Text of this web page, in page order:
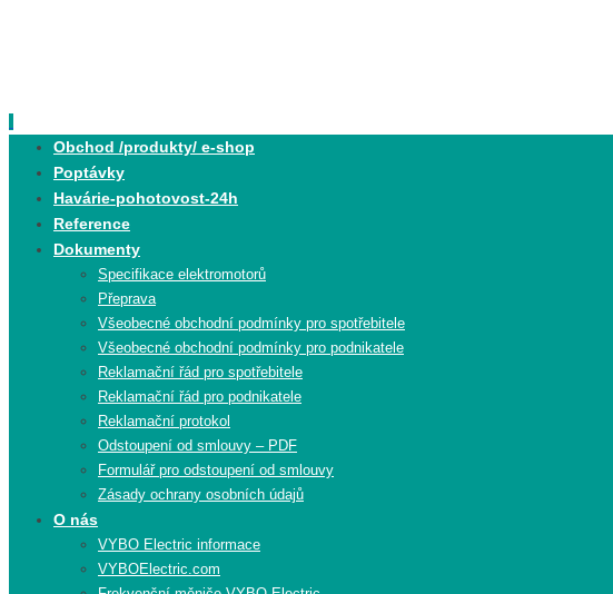
content
Obchod /produkty/ e-shop
Poptávky
Havárie-pohotovost-24h
Reference
Dokumenty
Specifikace elektromotorů
Přeprava
Všeobecné obchodní podmínky pro spotřebitele
Všeobecné obchodní podmínky pro podnikatele
Reklamační řád pro spotřebitele
Reklamační řád pro podnikatele
Reklamační protokol
Odstoupení od smlouvy – PDF
Formulář pro odstoupení od smlouvy
Zásady ochrany osobních údajů
O nás
VYBO Electric informace
VYBOElectric.com